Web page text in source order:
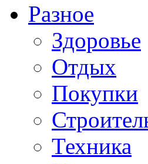
Разное
Здоровье
Отдых
Покупки
Техника